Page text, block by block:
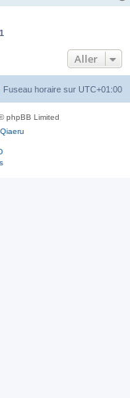
1
Aller
Fuseau horaire sur UTC+01:00
phpBB Limited
Qiaeru